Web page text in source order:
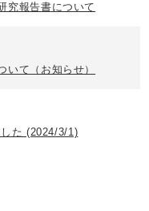
究報告書について
いて（お知らせ）
た (2024/3/1)